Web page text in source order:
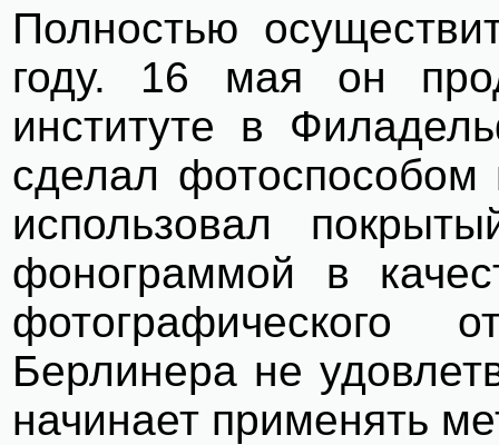
Полностью
году. 16 мая он
институте в
сделал фотоспособом
использовал
фонограммой в
фотографического
Берлинера не
начинает применять